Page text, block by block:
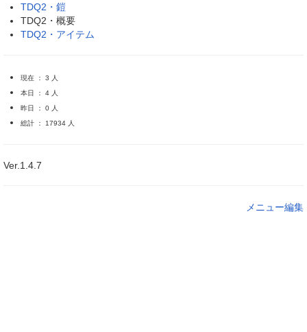
TDQ2・鎧
TDQ2・概要
TDQ2・アイテム
現在 ： 3 人
本日 ： 4 人
昨日 ： 0 人
総計 ： 17934 人
Ver.1.4.7
メニュー編集